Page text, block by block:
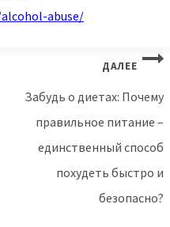
abuse/
ДАЛЕЕ
Забудь о диетах: Почему
правильное питание –
единственный способ
похудеть быстро и
безопасно?